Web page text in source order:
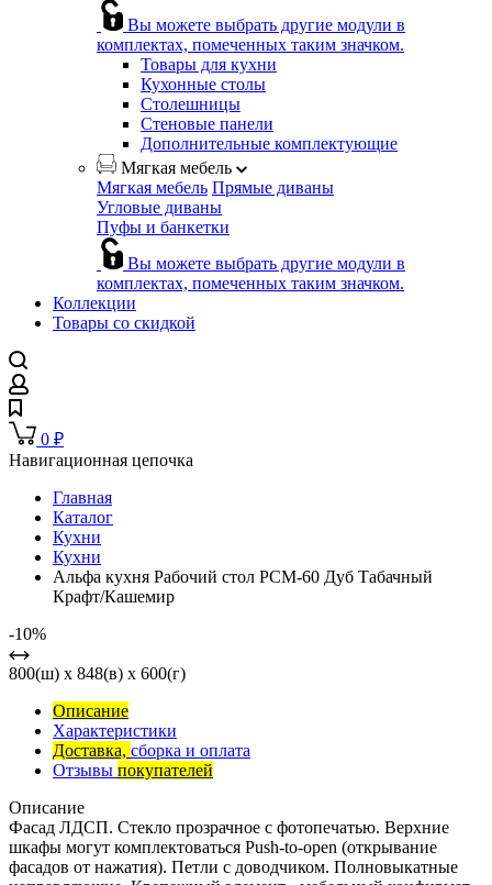
Вы можете выбрать другие модули в
комплектах, помеченных таким значком.
Товары для кухни
Кухонные столы
Столешницы
Стеновые панели
Дополнительные комплектующие
Мягкая мебель
Мягкая мебель Прямые диваны
Угловые диваны
Пуфы и банкетки
Вы можете выбрать другие модули в
комплектах, помеченных таким значком.
Коллекции
Товары со скидкой
0 ₽
Навигационная цепочка
Главная
Каталог
Кухни
Кухни
Альфа кухня Рабочий стол РСМ-60 Дуб Табачный
Крафт/Кашемир
-10%
800(ш) x 848(в) x 600(г)
Описание
Характеристики
Доставка, сборка и оплата
Отзывы покупателей
Описание
Фасад ЛДСП. Стекло прозрачное с фотопечатью. Верхние
шкафы могут комплектоваться Push-to-open (открывание
фасадов от нажатия). Петли с доводчиком. Полновыкатные